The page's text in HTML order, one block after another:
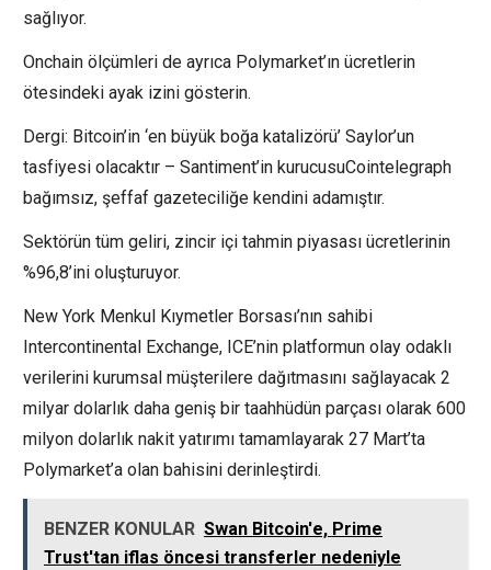
sağlıyor.
Onchain ölçümleri de ayrıca Polymarket’ın ücretlerin
ötesindeki ayak izini gösterin.
Dergi: Bitcoin’in ‘en büyük boğa katalizörü’ Saylor’un
tasfiyesi olacaktır – Santiment’in kurucusuCointelegraph
bağımsız, şeffaf gazeteciliğe kendini adamıştır.
Sektörün tüm geliri, zincir içi tahmin piyasası ücretlerinin
%96,8’ini oluşturuyor.
New York Menkul Kıymetler Borsası’nın sahibi
Intercontinental Exchange, ICE’nin platformun olay odaklı
verilerini kurumsal müşterilere dağıtmasını sağlayacak 2
milyar dolarlık daha geniş bir taahhüdün parçası olarak 600
milyon dolarlık nakit yatırımı tamamlayarak 27 Mart’ta
Polymarket’a olan bahisini derinleştirdi.
BENZER KONULAR Swan Bitcoin'e, Prime
Trust'tan iflas öncesi transferler nedeniyle